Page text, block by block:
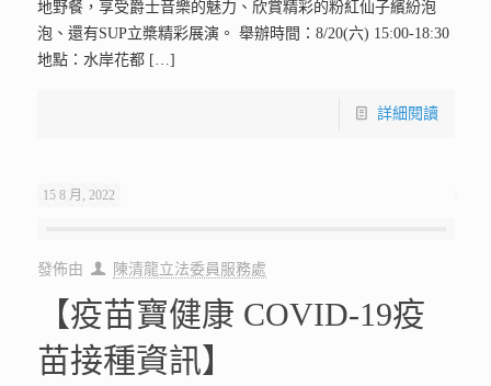
地野餐，享受爵士音樂的魅力、欣賞精彩的粉紅仙子繽紛泡
泡、還有SUP立槳精彩展演。 舉辦時間：8/20(六) 15:00-18:30
地點：水岸花都[…]
詳細閱讀
15 8 月, 2022
發佈由 陳清龍立法委員服務處
【疫苗寶健康 COVID-19疫
苗接種資訊】